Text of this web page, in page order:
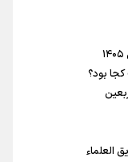
دست صهیونیستها
مردم فلسطین
کجا بود؟
العلماء